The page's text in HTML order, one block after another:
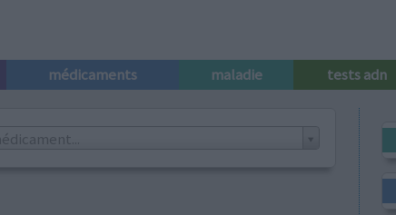
médicaments maladie tests adn